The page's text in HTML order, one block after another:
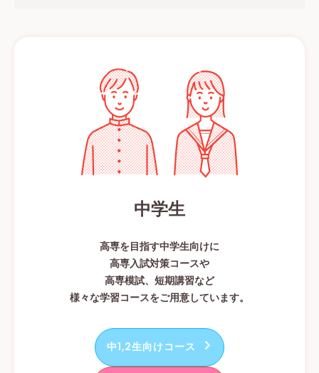
中学生
高専を目指す中学生向けに
高専入試対策コースや
高専模試、短期講習など
様々な学習コースをご用意しています。
中1,2生向けコース